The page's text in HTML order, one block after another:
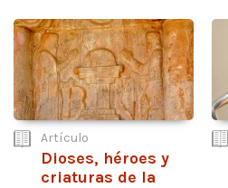
Artículo
Dioses, héroes y
criaturas de la